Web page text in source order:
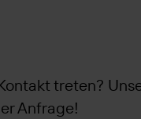
treten?
Anfrage!